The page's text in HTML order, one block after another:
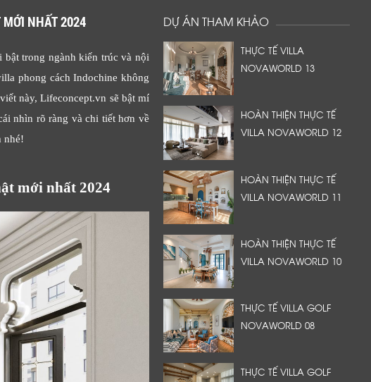
MỚI NHẤT 2024
bật trong ngành kiến trúc và nội
phong cách Indochine không
này, Lifeconcept.vn sẽ bật mí
nhìn rõ ràng và chi tiết hơn về
nhé!
mới nhất 2024
DỰ ÁN THAM KHẢO
THỰC TẾ VILLA
NOVAWORLD 13
HOÀN THIỆN THỰC TẾ
VILLA NOVAWORLD 12
HOÀN THIỆN THỰC TẾ
VILLA NOVAWORLD 11
HOÀN THIỆN THỰC TẾ
VILLA NOVAWORLD 10
THỰC TẾ VILLA GOLF
NOVAWORLD 08
THỰC TẾ VILLA GOLF